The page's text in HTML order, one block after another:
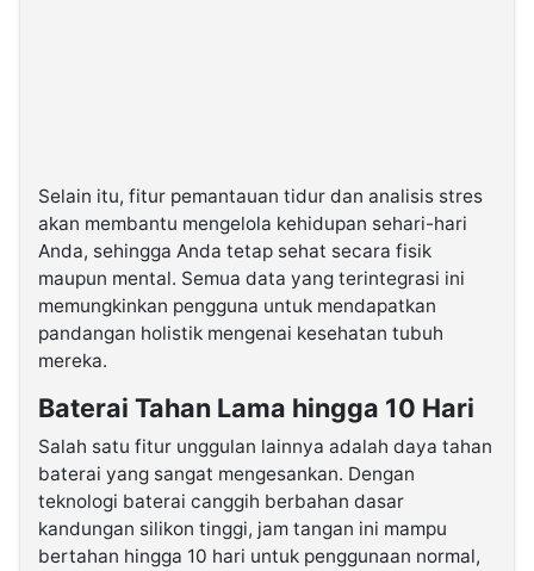
Selain itu, fitur pemantauan tidur dan analisis stres
akan membantu mengelola kehidupan sehari-hari
Anda, sehingga Anda tetap sehat secara fisik
maupun mental. Semua data yang terintegrasi ini
memungkinkan pengguna untuk mendapatkan
pandangan holistik mengenai kesehatan tubuh
mereka.
Baterai Tahan Lama hingga 10 Hari
Salah satu fitur unggulan lainnya adalah daya tahan
baterai yang sangat mengesankan. Dengan
teknologi baterai canggih berbahan dasar
kandungan silikon tinggi, jam tangan ini mampu
bertahan hingga 10 hari untuk penggunaan normal,